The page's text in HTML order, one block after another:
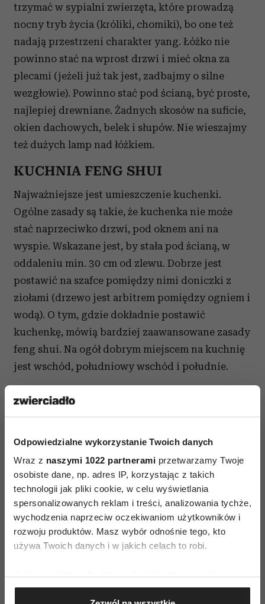
Odpowiedzialne wykorzystanie Twoich danych
Wraz z naszymi 1022 partnerami przetwarzamy Twoje
osobiste dane, np. adres IP, korzystając z takich
technologii jak pliki cookie, w celu wyświetlania
spersonalizowanych reklam i treści, analizowania tychże,
wychodzenia naprzeciw oczekiwaniom użytkowników i
rozwoju produktów. Masz wybór odnośnie tego, kto
używa Twoich danych i w jakich celach to robi.
Gromadzić dane dotyczące Twojej lokalizacji
trzymać w sypialni zwierzęta, które prowadzą
nocny tryb życia (króliki, chomiki), bo one też
nadają przestrzeni charakter yang. Łóżko nie
powinno stać na wprost drzwi i mieć okna za
plecami (jeżeli już tak jest, zadbajmy o silne
wezgłowie). Powinno stać pod ścianą, być proste,
najlepiej drewniane. Żadnych skosów na suficie,
okien dachowych, belek i słupów. Nie wieszajmy
też dużych lamp nad łóżkiem.
KUCHNIA FENG SHUI
Najważniejsze jest umieszczenie kuchenki.
Ogólne zasady są takie, że kuchenka nie może
stać naprzeciwko drzwi, pod oknem ani na
wyspie. Wskazane jest, by stała pod ścianą, w
oddaleniu min. 30 cm od zlewu. Dobrze jest
postawić na szafce pomiędzy nimi doniczki z
ziołami (drzewo jest arbitrem pomiędzy ogniem i
wodą). O tym, gdzie dokładnie postawić
kuchenkę, mówią bardziej zaawansowane zasady
feng shui. Na ogół dobrym miejscem na kuchnię
jest wschód, południowy wschód i południe.
Zobaczzestawy agd kuchenne
Więcej o feng shui w mieszaniuw wywiadzie
z Anną Sztanderą , która zawodowo zajmuje się
feng shui, BaZi i ZeRi.
fot.123rf.com